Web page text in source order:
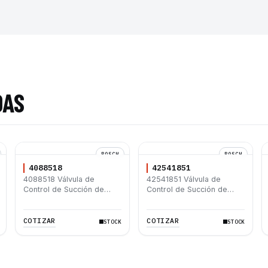
BOSCH
4088518
4088518 Válvula de
Control de Succión de
COTIZAR
STOCK
BOSCH
42541851
42541851 Válvula de
Control de Succión de
COTIZAR
STOCK